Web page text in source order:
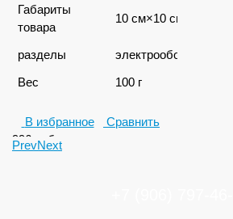
Габариты
товара
10 см×10 см×5 см
разделы
электрооборудование
Вес
100 г
В избранное
Сравнить
996 руб.
PrevNext